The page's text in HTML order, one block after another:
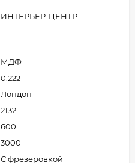
ИНТЕРЬЕР-ЦЕНТР
МДФ
0.222
Лондон
2132
600
3000
С фрезеровкой